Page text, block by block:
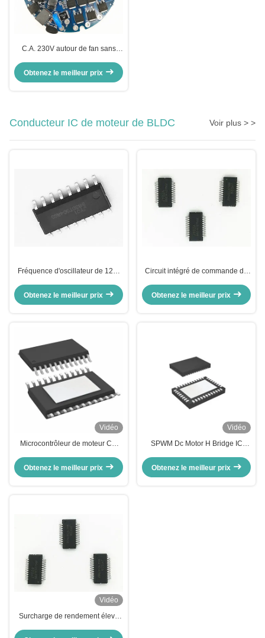
C.A. 230V autour de fan sans
Flow de conducteur de moteur de
Obtenez le meilleur prix
Conducteur IC de moteur de BLDC Voir plus > >
Fréquence d'oscillateur de 120-
commande de moteur BLDC avec
protection contre les courts-
Obtenez le meilleur prix
Circuit intégré de commande de
SPWM pour applications
industrielles fluides et précises
Obtenez le meilleur prix
Vidéo
Microcontrôleur de moteur CC
vitesse du moteur IC Motor Driver
IC
Obtenez le meilleur prix
Vidéo
SPWM Dc Motor H Bridge IC
démarrage -55 à 125 °C Signal
de vitesse IC du conducteur du
Obtenez le meilleur prix
Vidéo
Surcharge de rendement élevé